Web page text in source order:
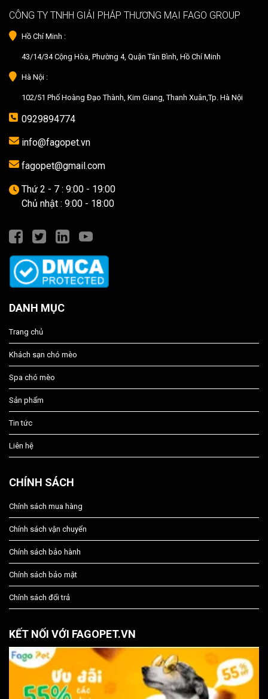
CÔNG TY TNHH GIẢI PHÁP THƯƠNG MẠI FAGO GROUP
Hồ Chí Minh :
43/14/34 Cộng Hòa, Phường 4, Quận Tân Bình, Hồ Chí Minh
Hà Nội :
102/51 Phố Hoàng Đạo Thành, Kim Giang, Thanh Xuân,Tp. Hà Nội
0929894774
info@fagopet.vn
fagopet@gmail.com
Thứ 2 - 7 : 9:00 - 19:00
Chủ nhật : 9:00 - 18:00
DANH MỤC
Trang chủ
Khách sạn chó mèo
Spa chó mèo
Sản phẩm
Tin tức
Liên hệ
CHÍNH SÁCH
Chính sách mua hàng
Chính sách vận chuyển
Chính sách bảo hành
Chính sách bảo mật
Chính sách đổi trả
KẾT NỐI VỚI FAGOPET.VN